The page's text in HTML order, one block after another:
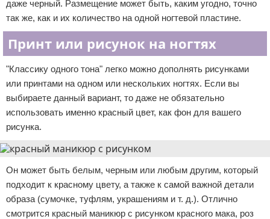
даже черный. Размещение может быть, каким угодно, точно
так же, как и их количество на одной ногтевой пластине.
Принт или рисунок на ногтях
"Классику одного тона" легко можно дополнять рисунками
или принтами на одном или нескольких ногтях. Если вы
выбираете данный вариант, то даже не обязательно
использовать именно красный цвет, как фон для вашего
рисунка.
Он может быть белым, черным или любым другим, который
подходит к красному цвету, а также к самой важной детали
образа (сумочке, туфлям, украшениям и т. д.). Отлично
смотрится красный маникюр с рисунком красного мака, роз